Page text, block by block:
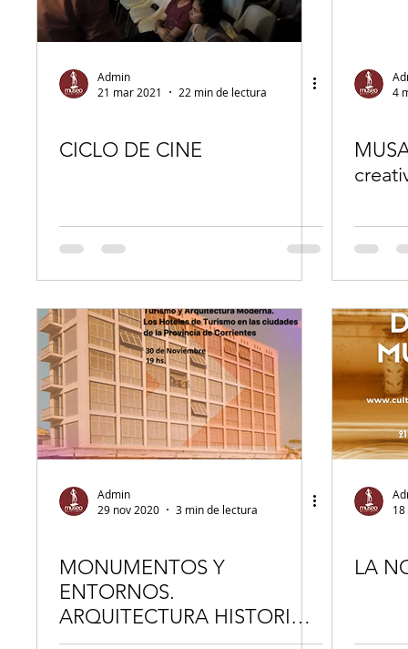
Admin
21 mar 2021
22 min de lectura
CICLO DE CINE
4
Admin
29 nov 2020
3 min de lectura
MONUMENTOS Y
ENTORNOS.
ARQUITECTURA HISTORICA
EN CORRIENTES
LA